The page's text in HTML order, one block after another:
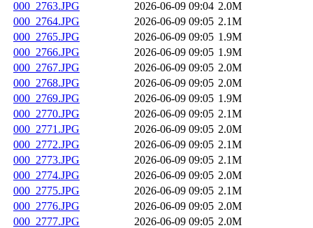
000_2763.JPG
2026-06-09 09:04 2.0M
000_2764.JPG
2026-06-09 09:05 2.1M
000_2765.JPG
2026-06-09 09:05 1.9M
000_2766.JPG
2026-06-09 09:05 1.9M
000_2767.JPG
2026-06-09 09:05 2.0M
000_2768.JPG
2026-06-09 09:05 2.0M
000_2769.JPG
2026-06-09 09:05 1.9M
000_2770.JPG
2026-06-09 09:05 2.1M
000_2771.JPG
2026-06-09 09:05 2.0M
000_2772.JPG
2026-06-09 09:05 2.1M
000_2773.JPG
2026-06-09 09:05 2.1M
000_2774.JPG
2026-06-09 09:05 2.0M
000_2775.JPG
2026-06-09 09:05 2.1M
000_2776.JPG
2026-06-09 09:05 2.0M
000_2777.JPG
2026-06-09 09:05 2.0M